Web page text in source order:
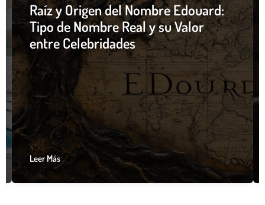
Raíz y Origen del Nombre Edouard:
Tipo de Nombre Real y su Valor
entre Celebridades
Leer Más